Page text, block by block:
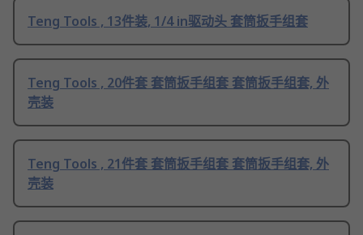
Teng Tools , 13件装, 1/4 in驱动头 套筒扳手组套
Teng Tools , 20件套 套筒扳手组套 套筒扳手组套, 外
壳装
Teng Tools , 21件套 套筒扳手组套 套筒扳手组套, 外
壳装